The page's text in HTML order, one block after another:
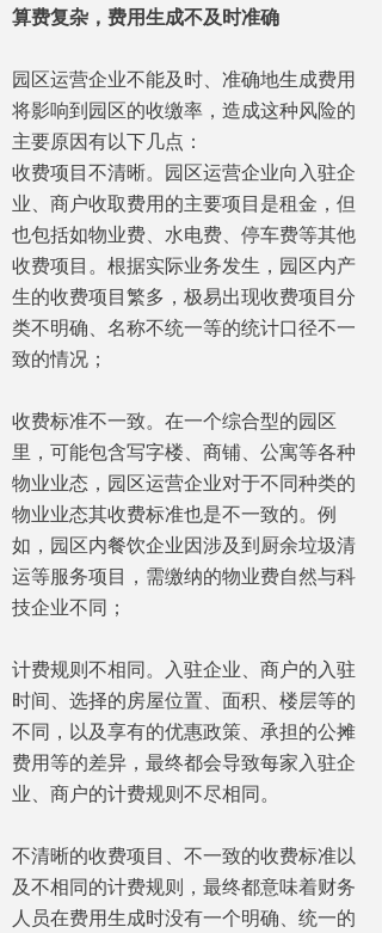
算费复杂，费用生成不及时准确
园区运营企业不能及时、准确地生成费用
将影响到园区的收缴率，造成这种风险的
主要原因有以下几点：
收费项目不清晰。园区运营企业向入驻企
业、商户收取费用的主要项目是租金，但
也包括如物业费、水电费、停车费等其他
收费项目。根据实际业务发生，园区内产
生的收费项目繁多，极易出现收费项目分
类不明确、名称不统一等的统计口径不一
致的情况；
收费标准不一致。在一个综合型的园区
里，可能包含写字楼、商铺、公寓等各种
物业业态，园区运营企业对于不同种类的
物业业态其收费标准也是不一致的。例
如，园区内餐饮企业因涉及到厨余垃圾清
运等服务项目，需缴纳的物业费自然与科
技企业不同；
计费规则不相同。入驻企业、商户的入驻
时间、选择的房屋位置、面积、楼层等的
不同，以及享有的优惠政策、承担的公摊
费用等的差异，最终都会导致每家入驻企
业、商户的计费规则不尽相同。
不清晰的收费项目、不一致的收费标准以
及不相同的计费规则，最终都意味着财务
人员在费用生成时没有一个明确、统一的